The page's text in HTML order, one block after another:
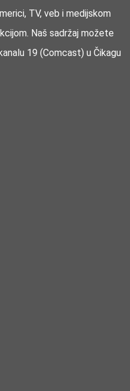
TV, veb i medijskom
Naš sadržaj možete
19 (Comcast) u Čikagu